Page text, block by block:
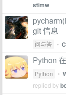
stimw
git 信息
问与答 •
Python
Python •
replied by